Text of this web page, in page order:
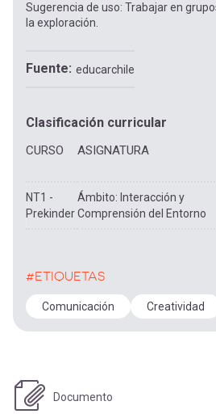
Sugerencia de uso: Trabajar en
la exploración.
Fuente educarchile
Clasificación curricular
CURSO ASIGNATURA
NT1 -
Prekinder
Ámbito: Interacción y
Comprensión del Entorno
#ETIQUETAS
Comunicación Creatividad
Documento